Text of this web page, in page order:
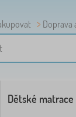
Doprava
Dětské matrace